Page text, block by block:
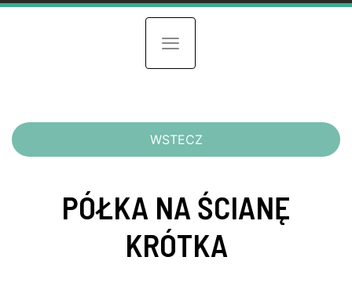
Toggle navigation
WSTECZ
PÓŁKA NA ŚCIANĘ
KRÓTKA